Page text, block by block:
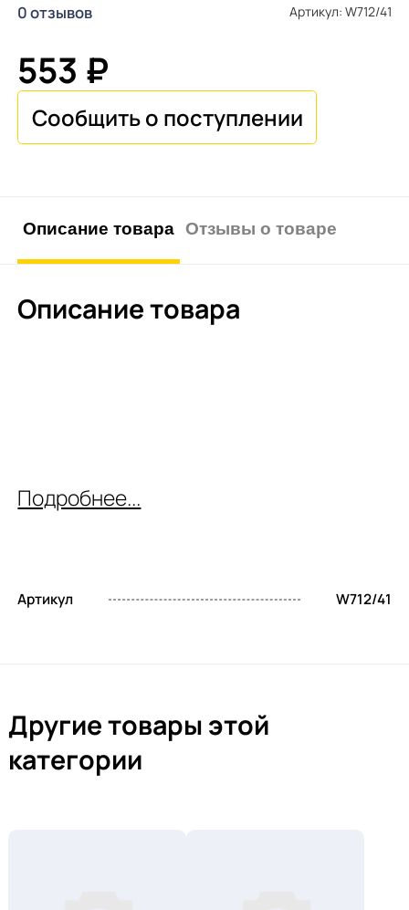
0 отзывов Артикул: W712/41
553 ₽
Описание товара Отзывы о товаре
Описание товара
Подробнее...
Артикул W712/41
Другие товары этой
категории